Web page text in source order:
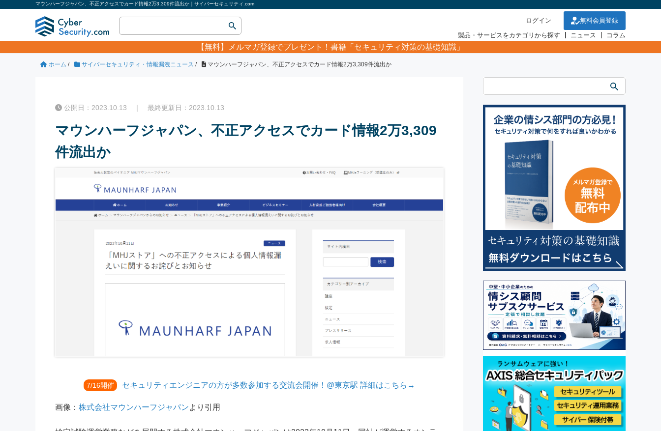
マウンハーフジャパン、不正アクセスでカード情報2万3,309件流出か｜サイバーセキュリティ.com
ログイン
無料会員登録
製品・サービスをカテゴリから探す
ニュース コラム
【無料】 メルマガ登録でプレゼント！書籍「セキュリティ対策の基礎知識」
ホーム / サイバーセキュリティ・情報漏洩ニュース / マウンハーフジャパン、不正アクセスでカード情報2万3,309件流出か
公開日：2023.10.13 ｜ 最終更新日：2023.10.13
マウンハーフジャパン、不正アクセスでカード情報2万3,309
件流出か
7/16開催 セキュリティエンジニアの方が多数参加する交流会開催！@東京駅 詳細はこちら→
画像： 株式会社マウンハーフジャパンより引用